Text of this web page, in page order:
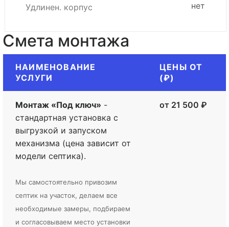
Удлинен. корпус
нет
Смета монтажа
НАИМЕНОВАНИЕ
УСЛУГИ
ЦЕНЫ ОТ
(₽)
Монтаж «Под ключ» -
стандартная установка с
выгрузкой и запуском
механизма (цена зависит от
модели септика).
Мы самостоятельно привозим
септик на участок, делаем все
необходимые замеры, подбираем
и согласовываем место установки
от 21 500 ₽